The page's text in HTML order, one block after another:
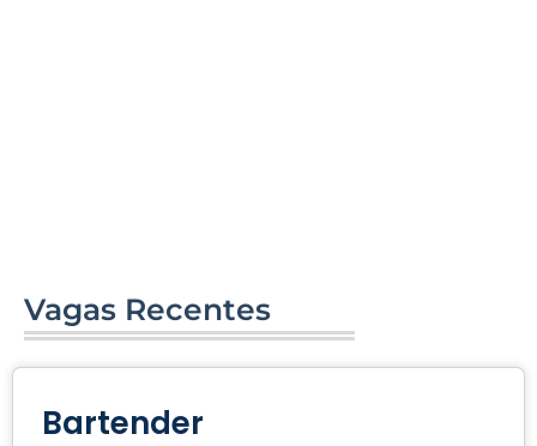
Vagas Recentes
Bartender